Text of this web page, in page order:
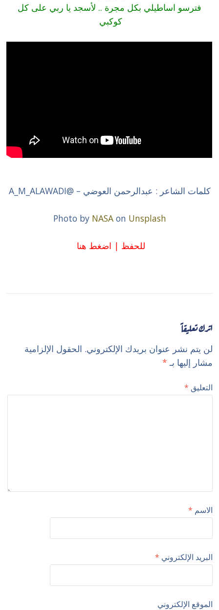
فترسو اساطيلي بكل مجرة .. لأسجد يا ربي على كل
كوكبي
كلمات الشاعر : عبدالرحمن العوضي – @A_M_ALAWADI
Photo by NASAon Unsplash
للحفظ | اضغط هنا
اترك تعليقاً
لن يتم نشر عنوان بريدك الإلكتروني. الحقول الإلزامية
مشار إليها بـ *
التعليق *
الاسم *
البريد الإلكتروني *
الموقع الإلكتروني